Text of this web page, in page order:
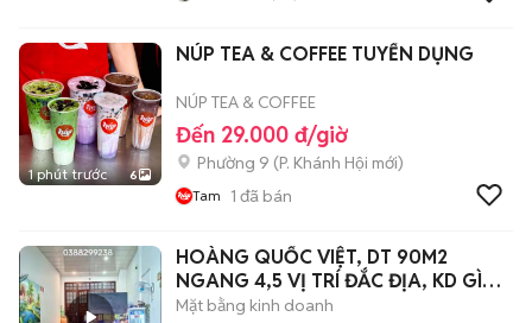
1 phút trước 6
NÚP TEA & COFFEE TUYỂN DỤNG
NÚP TEA & COFFEE
Đến 29.000 đ/giờ
Phường 9 (P. Khánh Hội mới)
Tam 1 đã bán
HOÀNG QUỐC VIỆT, DT 90M2
NGANG 4,5 VỊ TRÍ ĐẮC ĐỊA, KD GÌ
CŨNG ĐƯỢC
Mặt bằng kinh doanh